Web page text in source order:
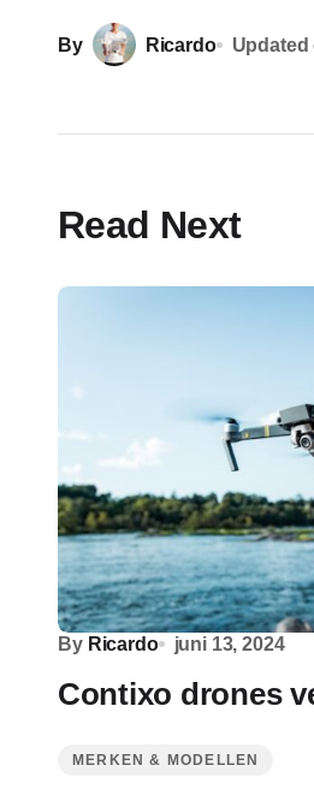
By Ricardo Updated
Read Next
By Ricardo juni 13, 2024
Contixo drones
MERKEN & MODELLEN